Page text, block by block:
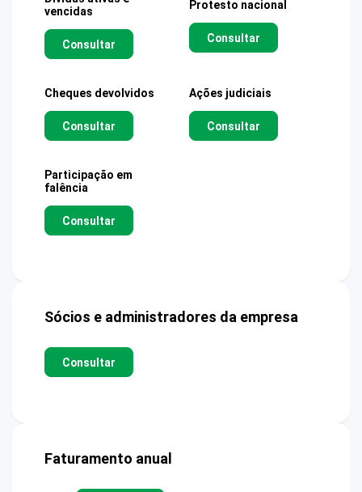
vencidas
Consultar
Protesto nacional
Consultar
Cheques devolvidos
Consultar
Ações judiciais
Consultar
Participação em
falência
Consultar
Sócios e administradores da empresa
Consultar
Faturamento anual